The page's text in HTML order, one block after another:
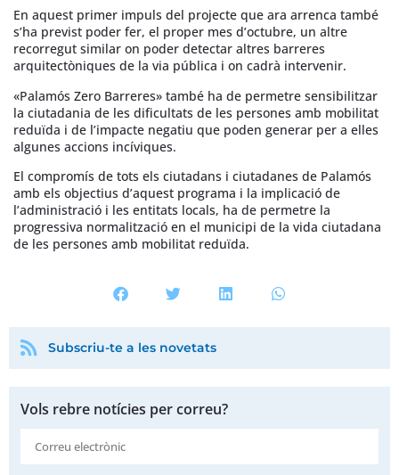
En aquest primer impuls del projecte que ara arrenca també
s’ha previst poder fer, el proper mes d’octubre, un altre
recorregut similar on poder detectar altres barreres
arquitectòniques de la via pública i on cadrà intervenir.
«Palamós Zero Barreres» també ha de permetre sensibilitzar
la ciutadania de les dificultats de les persones amb mobilitat
reduïda i de l’impacte negatiu que poden generar per a elles
algunes accions incíviques.
El compromís de tots els ciutadans i ciutadanes de Palamós
amb els objectius d’aquest programa i la implicació de
l’administració i les entitats locals, ha de permetre la
progressiva normalització en el municipi de la vida ciutadana
de les persones amb mobilitat reduïda.
Subscriu-te a les novetats
Vols rebre notícies per correu?